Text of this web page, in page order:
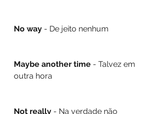
No way - De jeito nenhum
Maybe another time - Talvez em
outra hora
Not really - Na verdade não